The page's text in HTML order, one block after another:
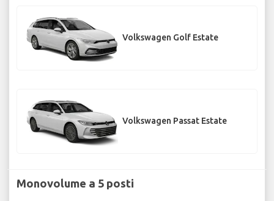
Volkswagen Golf Estate
Volkswagen Passat Estate
Monovolume a 5 posti